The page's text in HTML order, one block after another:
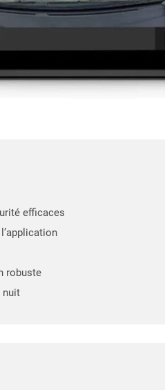
efficaces
robuste
nuit